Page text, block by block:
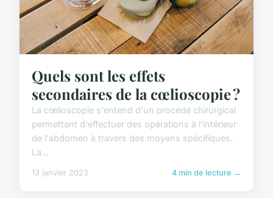
Quels sont les effets
secondaires de la cœlioscopie ?
La cœlioscopie s'entend d'un procédé chirurgical
permettant d'effectuer des opérations à l'intérieur
de l'abdomen à travers des moyens spécifiques.
La...
13 janvier 2023 4 min de lecture →